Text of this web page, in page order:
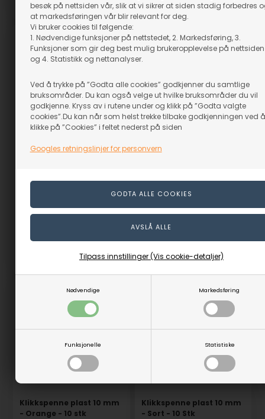
besøk på nettsiden vår, slik at vi sikrer at siden stadig forbedres
at markedsføringen vår blir relevant for deg.
Vi bruker cookies til følgende:
1. Nødvendige funksjoner på nettstedet, 2. Markedsføring, 3.
Funksjoner som gir deg best mulig brukeropplevelse på nettsiden
og 4. Statistikk og nettanalyser.
Ved å trykke på ”Godta alle cookies” godkjenner du samtlige
bruksområder. Du kan også velge ut hvilke bruksområder du vil
godkjenne. Kryss av i rutene under og klikk på ”Godta valgte
cookies”.Du kan når som helst trekke tilbake godkjenningen ved å
klikke på ”Cookies” i feltet nederst på siden
Googles retningslinjer for personvern
Nødvendige Markedsføring
Funksjonelle Statistiske
Tilpass innstillinger (Vis cookie-detaljer)
Varenr.: 83554 Varenr.: 83555
Klikkspenne plast 10 mm
(inkl. mva)
Evt. leveringskostnader
Klikkspenne plast 10 mm
49,00NOK
Evt. leveringskostnader
Varenr.: 83550
Klikkspenne plast 10 mm
- Orange - 10 stk
Klikkspenne plast 10 mm
- Sort - 10 Stk